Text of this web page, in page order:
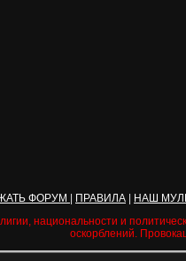
ФОРУМ ПРАВИЛА
НАШ
национальности и
оскорблений.